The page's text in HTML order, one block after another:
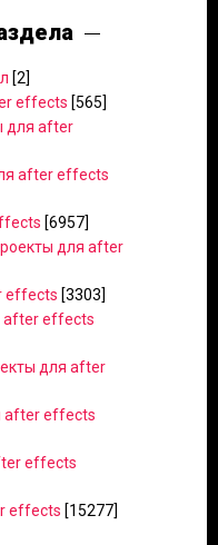
[2]
effects [565]
для after
after effects
[6957]
для after
effects [3303]
after effects
для after
after effects
effects
effects [15277]